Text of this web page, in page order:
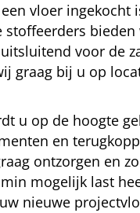
vloer ingekocht
stoffeerders
voor de
graag bij u op
u op de hoogte
en
ontzorgen en
mogelijk last
nieuwe